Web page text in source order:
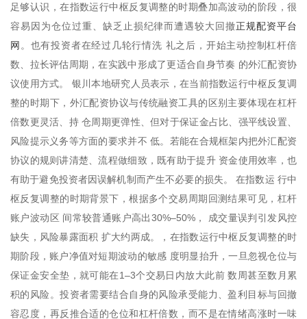
足够认识，在指数运行中枢反复调整的时期叠加高波动的阶段，很
容易因为仓位过重、缺乏止损纪律而遭遇较大回撤正规配资平台
网 。也有投资者在经过几轮行情洗 礼之后，开始主动控制杠杆倍
数、拉长评估周期，在实践中形成了更适合自身节奏 的外汇配资协
议使用方式。 银川本地研究人员表示，在当前指数运行中枢反复调
整的时期下，外汇配资协议与传统融资工具的区别主要体现在杠杆
倍数更灵活、持 仓周期更弹性、但对于保证金占比、强平线设置、
风险提示义务等方面的要求并不 低。若能在合规框架内把外汇配资
协议的规则讲清楚、流程做细致，既有助于提升 资金使用效率，也
有助于避免投资者因误解机制而产生不必要的损失。 在指数运 行中
枢反复调整的时期背景下，根据多个交易周期回测结果可见，杠杆
账户波动区 间常较普通账户高出30%–50%， 成交量误判引发风控
缺失，风险暴露面积 扩大约两成。，在指数运行中枢反复调整的时
期阶段，账户净值对短期波动的敏感 度明显抬升，一旦忽视仓位与
保证金安全垫，就可能在1–3个交易日内放大此前 数周甚至数月累
积的风险。投资者需要结合自身的风险承受能力、盈利目标与回撤
容忍度，再反推合适的仓位和杠杆倍数，而不是在情绪高涨时一味